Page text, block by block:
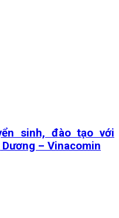
sinh, đào tạo với
– Vinacomin